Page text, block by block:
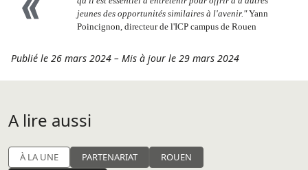
jeunes des opportunités similaires à l'avenir."Yann
Poincignon, directeur de l'ICP campus de Rouen
Publié le 26 mars 2024 – Mis à jour le 29 mars 2024
A lire aussi
À LA UNE PARTENARIAT
ROUEN